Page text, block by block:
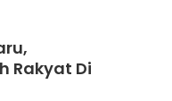
Rakyat Di